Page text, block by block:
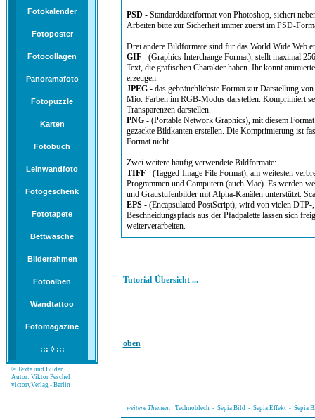
PSD - Standarddateiformat von Photoshop, sichert
Arbeiten bitte zur Sicherheit immer zuerst im PSD-
Drei andere Bildformate sind für das World Wide Web
GIF- (Graphics Interchange Format), stellt maximal
Text, die grafischen Charakter haben. Ihr könnt
erzeugen.
JPEG- das gebräuchlichste Format zur Darstellung
Mio. Farben im RGB-Modus darstellen. Komprimiert
Transparenzen darstellen.
PNG- (Portable Network Graphics), mit diesem Format kann man Fotos (24-Bit-Bilder) und Hintergrundtransparenz ohne
gezackte Bildkanten erstellen. Die Komprimierung ist
Format nicht.
Zwei weitere häufig verwendete Bildformate:
TIFF- (Tagged-Image File Format), am weitesten
Programmen und Computern (auch Mac). Es werden
und Graustufenbilder mit Alpha-Kanälen unterstützt.
EPS- (Encapsulated PostScript), wird von vielen
Beschneidungspfads aus der Pfadpalette lassen sich
weiterverarbeiten.
Tutorial-Übersicht ...
oben
weitere Themen: Technoblech- Sepia Bild- Sepia Effekt- Sepia
Fotokalender
Fotoposter
Fotocollagen
Panoramafoto
Fotopuzzle
Karten
Fotobuch
Leinwandfoto
Fotogeschenk
Fototapete
Bettwäsche
Bilderrahmen
Fotoalben
Wandtattoo
Fotomagazine
::: ◊ :::
© Texte und Bilder
Autor: Viktor Peschel
victoryVerlag - Berlin